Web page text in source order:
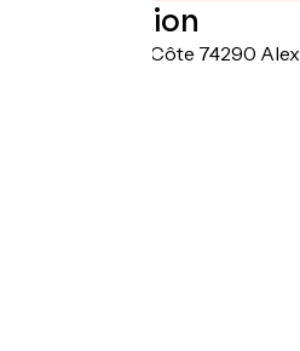
Localisation
371 route de la Côte 74290 Alex